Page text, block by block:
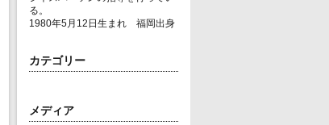
る。
1980年5月12日生まれ 福岡出身
カテゴリー
メディア